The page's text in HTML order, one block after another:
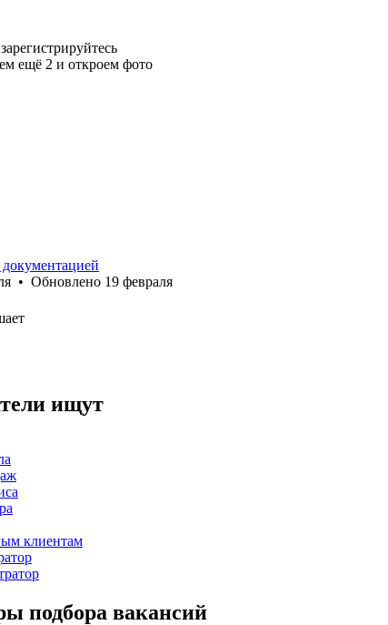
ещё 2 и откроем фото
• Обновлено 19 февраля
ищут
клиентам
подбора вакансий